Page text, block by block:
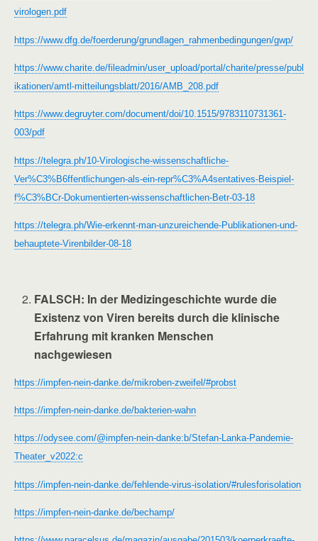
virologen.pdf
https://www.dfg.de/foerderung/grundlagen_rahmenbedingungen/gwp/
https://www.charite.de/fileadmin/user_upload/portal/charite/presse/publ
ikationen/amtl-mitteilungsblatt/2016/AMB_208.pdf
https://www.degruyter.com/document/doi/10.1515/9783110731361-
003/pdf
https://telegra.ph/10-Virologische-wissenschaftliche-
Ver%C3%B6ffentlichungen-als-ein-repr%C3%A4sentatives-Beispiel-
f%C3%BCr-Dokumentierten-wissenschaftlichen-Betr-03-18
https://telegra.ph/Wie-erkennt-man-unzureichende-Publikationen-und-
behauptete-Virenbilder-08-18
FALSCH: In der Medizingeschichte wurde die
Existenz von Viren bereits durch die klinische
Erfahrung mit kranken Menschen
nachgewiesen
https://impfen-nein-danke.de/mikroben-zweifel/#probst
https://impfen-nein-danke.de/bakterien-wahn
https://odysee.com/@impfen-nein-danke:b/Stefan-Lanka-Pandemie-
Theater_v2022:c
https://impfen-nein-danke.de/fehlende-virus-isolation/#rulesforisolation
https://impfen-nein-danke.de/bechamp/